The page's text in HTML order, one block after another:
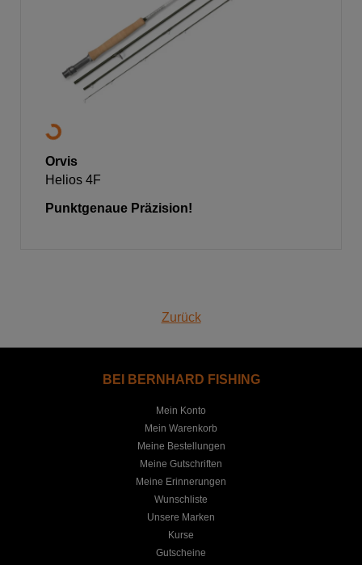
Orvis
Helios 4F
Punktgenaue Präzision!
Zurück
BEI BERNHARD FISHING
Mein Konto
Mein Warenkorb
Meine Bestellungen
Meine Gutschriften
Meine Erinnerungen
Wunschliste
Unsere Marken
Kurse
Gutscheine